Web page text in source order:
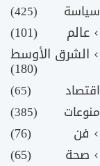
سياسة
(425)
عالم
(101)
الشرق الأوسط
(180)
اقتصاد
(65)
منوعات
(385)
فن
(76)
صحة
(65)